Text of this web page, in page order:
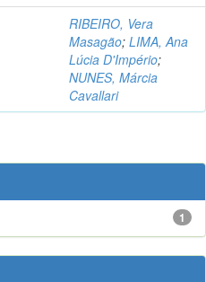
RIBEIRO, Vera
Masagão; LIMA, Ana
Lúcia D'Império;
NUNES, Márcia
Cavallari
1